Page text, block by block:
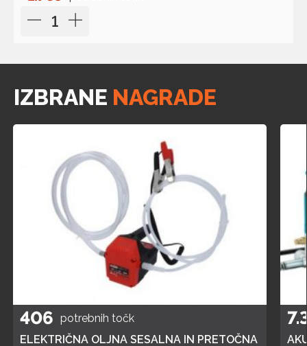
IZBRANE NAGRADE
406 potrebnih točk
ELEKTRIČNA OLJNA SESALNA IN PRETOČNA